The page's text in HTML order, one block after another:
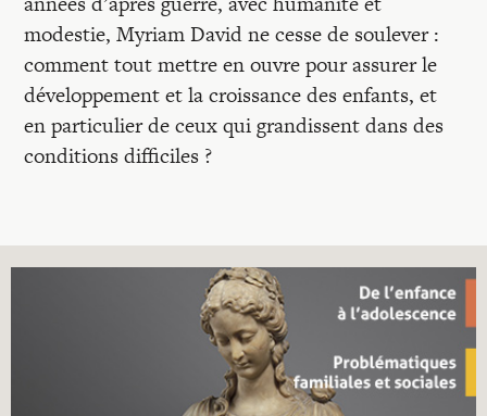
modestie, Myriam David ne cesse de soulever :
comment tout mettre en ouvre pour assurer le
développement et la croissance des enfants, et
en particulier de ceux qui grandissent dans des
conditions difficiles ?